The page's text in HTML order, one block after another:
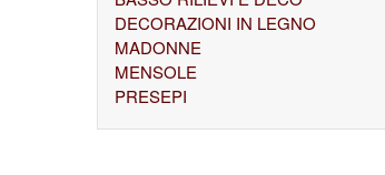
DECORAZIONI IN LEGNO
MADONNE
MENSOLE
PRESEPI